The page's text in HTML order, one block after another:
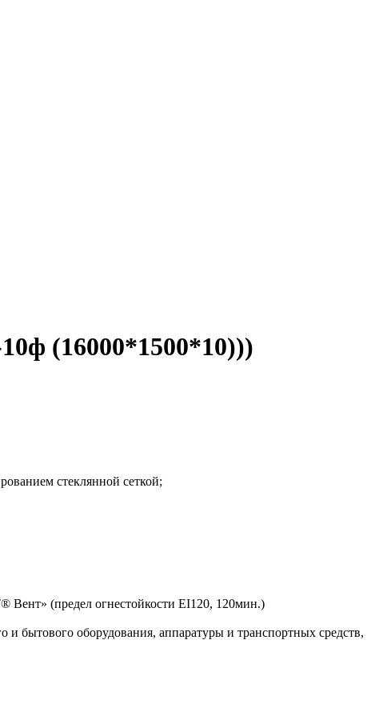
(16000*1500*10)))
стеклянной сеткой;
(предел огнестойкости EI120, 120мин.)
оборудования, аппаратуры и транспортных средств,